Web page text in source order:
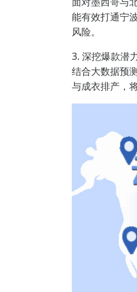
能有效打通宁
风险。
3. 深挖爆款潜
结合大数据预
与成衣排产，